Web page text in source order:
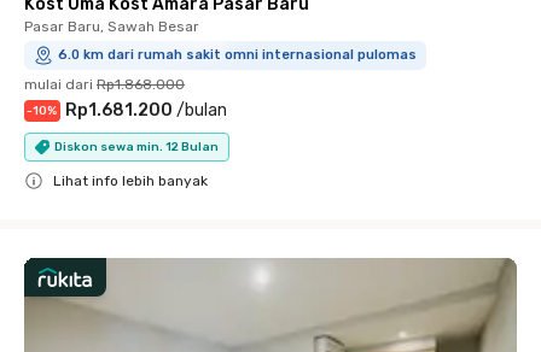
Kost Uma Kost Amara Pasar Baru
Pasar Baru, Sawah Besar
6.0 km dari rumah sakit omni internasional pulomas
mulai dari Rp1.868.000
-10% Rp1.681.200 /bulan
Diskon sewa min. 12 Bulan
Lihat info lebih banyak